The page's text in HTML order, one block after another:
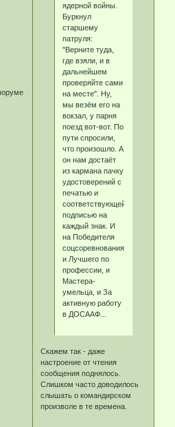
ядерной войны.
Буркнул
старшему
патруля:
"Верните туда,
где взяли, и в
дальнейшем
проверяйте сами
на месте". Ну,
мы везём его на
вокзал, у парня
поезд вот-вот. По
пути спросили,
что произошло. А
он нам достаёт
из кармана пачку
удостоверений с
печатью и
соответствующей
подписью на
каждый знак. И
на Победителя
соцсоревнования,
и Лучшего по
профессии, и
Мастера-
умельца, и За
активную работу
в ДОСААФ...
Скажем так - даже
настроение от чтения
сообщения поднялось.
Слишком часто доводилось
слышать о командирском
произволе в те времена.